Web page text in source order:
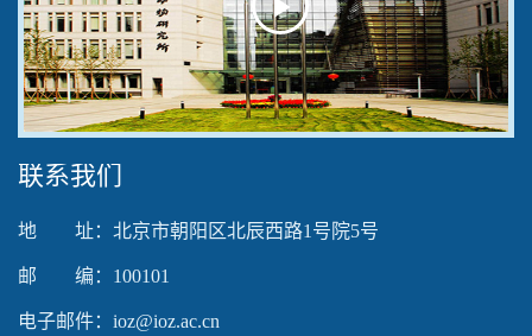
Play
Video
联系我们
地 址：北京市朝阳区北辰西路1号院5号
邮 编：100101
电子邮件：ioz@ioz.ac.cn